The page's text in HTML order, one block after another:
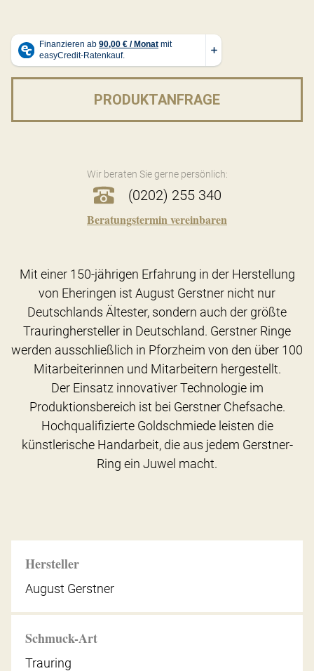
PRODUKTANFRAGE
Wir beraten Sie gerne persönlich:
(0202) 255 340
Beratungstermin vereinbaren
Hersteller
August Gerstner
Schmuck-Art
Trauring
Mit einer 150-jährigen Erfahrung in der Herstellung
von Eheringen ist August Gerstner nicht nur
Deutschlands Ältester, sondern auch der größte
Trauringhersteller in Deutschland. Gerstner Ringe
werden ausschließlich in Pforzheim von den über 100
Mitarbeiterinnen und Mitarbeitern hergestellt.
Der Einsatz innovativer Technologie im
Produktionsbereich ist bei Gerstner Chefsache.
Hochqualifizierte Goldschmiede leisten die
künstlerische Handarbeit, die aus jedem Gerstner-
Ring ein Juwel macht.